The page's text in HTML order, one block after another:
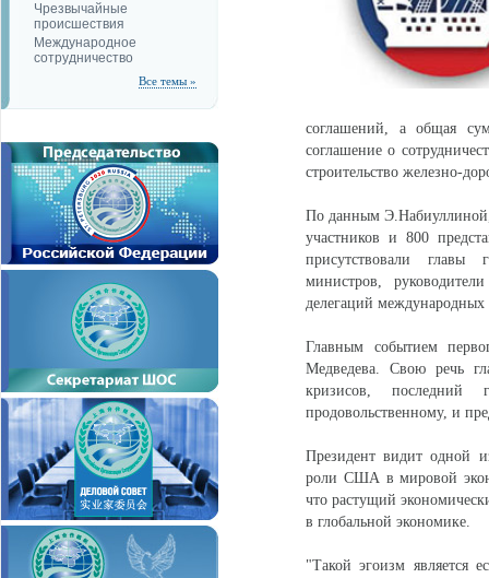
Чрезвычайные
происшествия
Международное
сотрудничество
Все темы »
соглашений, а общая
соглашение о
строительство железно-
По данным
участников и 800
присутствовали главы
министров,
делегаций
Главным событием
Медведева. Свою речь
кризисов,
продовольственному, и
Президент видит одной
роли США в мировой
что растущий
в глобальной экономике.
"Такой эгоизм является